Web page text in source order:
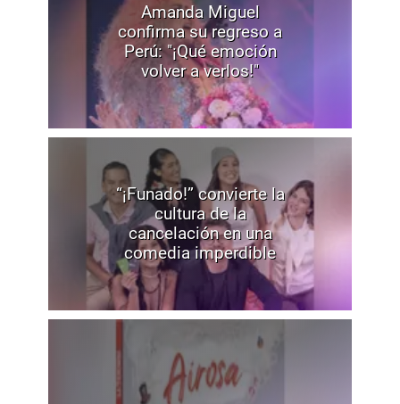
Amanda Miguel
confirma su regreso a
Perú: "¡Qué emoción
volver a verlos!"
“¡Funado!” convierte la
cultura de la
cancelación en una
comedia imperdible